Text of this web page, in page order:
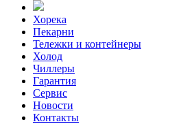
Хорека
Пекарни
Тележки и контейнеры
Холод
Чиллеры
Гарантия
Сервис
Новости
Контакты